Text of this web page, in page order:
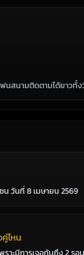
สนามติดตามได้ยาวทั้ง
วันที่ 8 เมษายน 2569
ไหน
าะมีการเจอกันถึง 2 รอ